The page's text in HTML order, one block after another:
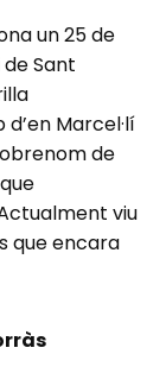
un 25 de
de Sant
Marcel·lí
de
viu
que encara